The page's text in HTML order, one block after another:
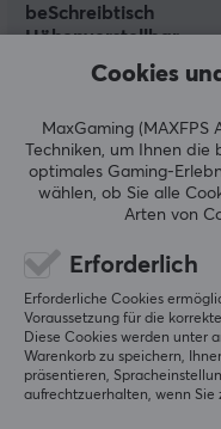
beSchreibtisch
Höhenverstellbar
1200x700mm -
Weiß/Eiche
(4)
179.90 €
Cookies
MaxGaming (MAXFPS
Techniken, um Ihnen
optimales Gaming-
wählen, ob Sie alle
Arten von
Erforderlich
Erforderliche Cookies
Voraussetzung für die
Diese Cookies werden unter
Warenkorb zu speichern,
präsentieren,
aufrechtzuerhalten, wenn Sie